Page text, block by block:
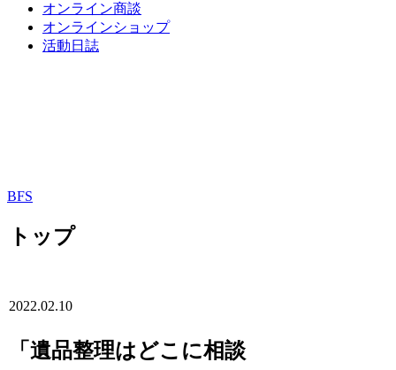
オンライン商談
オンラインショップ
活動日誌
BFS
トップ
2022.02.10
「遺品整理はどこに相談